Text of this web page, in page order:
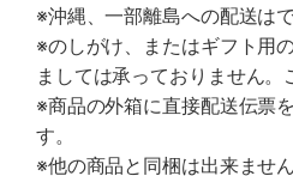
※沖縄、一部離島への配送はで
※のしがけ、またはギフト用
ましては承っておりません。
※商品の外箱に直接配送伝票
す。
※他の商品と同梱は出来ませ